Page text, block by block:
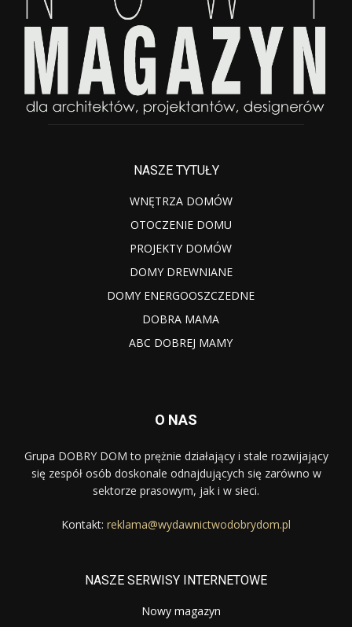
NASZE TYTUŁY
WNĘTRZA DOMÓW
OTOCZENIE DOMU
PROJEKTY DOMÓW
DOMY DREWNIANE
DOMY ENERGOOSZCZEDNE
DOBRA MAMA
ABC DOBREJ MAMY
O NAS
Grupa DOBRY DOM to prężnie działający i stale rozwijający
się zespół osób doskonale odnajdujących się zarówno w
sektorze prasowym, jak i w sieci.
Kontakt: reklama@wydawnictwodobrydom.pl
NASZE SERWISY INTERNETOWE
Nowy magazyn